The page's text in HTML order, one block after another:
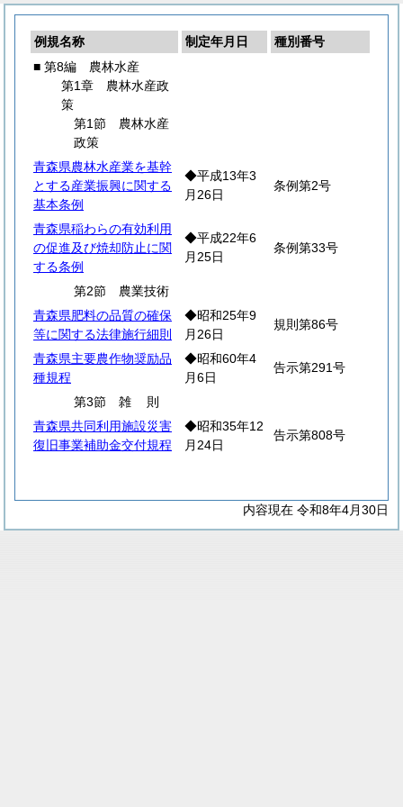
例規名称 制定年月日
種別番号
■ 第8編 農林水産
第1章 農林水産政
策
第1節 農林水産
政策
青森県農林水産業を基幹
とする産業振興に関する
基本条例
◆平成13年3
月26日
条例第2号
青森県稲わらの有効利用
の促進及び焼却防止に関
する条例
◆平成22年6
月25日
条例第33号
第2節 農業技術
青森県肥料の品質の確保
等に関する法律施行細則
◆昭和25年9
月26日
規則第86号
青森県主要農作物奨励品
種規程
◆昭和60年4
月6日
告示第291号
第3節 雑 則
青森県共同利用施設災害
復旧事業補助金交付規程
◆昭和35年12
月24日
告示第808号
内容現在 令和8年4月30日